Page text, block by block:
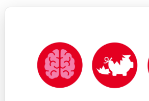
Voorlichting
wetenschap: